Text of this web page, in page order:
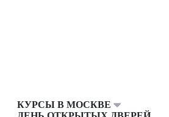
КУРСЫ В МОСКВЕ